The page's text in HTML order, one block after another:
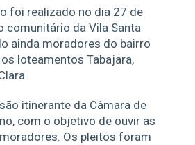
foi realizado no dia 27 de
comunitário da Vila Santa
ainda moradores do bairro
os loteamentos Tabajara,
itinerante da Câmara de
com o objetivo de ouvir as
Os pleitos foram